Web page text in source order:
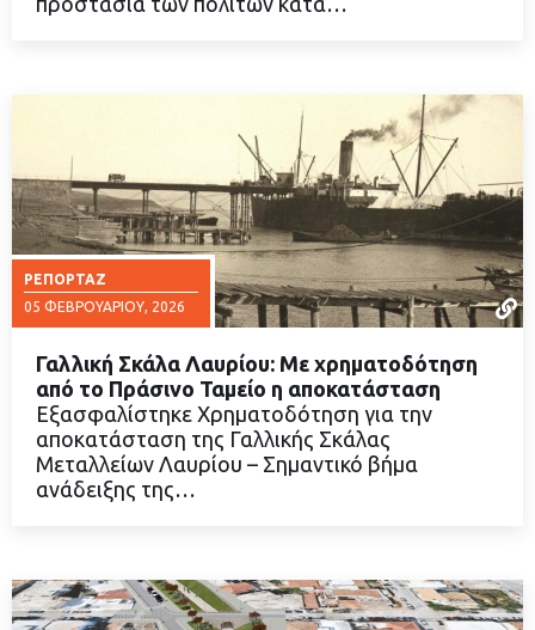
ΡΕΠΟΡΤΆΖ
05 ΦΕΒΡΟΥΑΡΊΟΥ, 2026
ΔΙΑΒΑΣΤΕ ΠΕΡΙΣΣΟΤΕΡΑ
Γαλλική Σκάλα Λαυρίου: Με χρηματοδότηση
από το Πράσινο Ταμείο η αποκατάσταση
Εξασφαλίστηκε Χρηματοδότηση για την
αποκατάσταση της Γαλλικής Σκάλας
Μεταλλείων Λαυρίου – Σημαντικό βήμα
ανάδειξης της…